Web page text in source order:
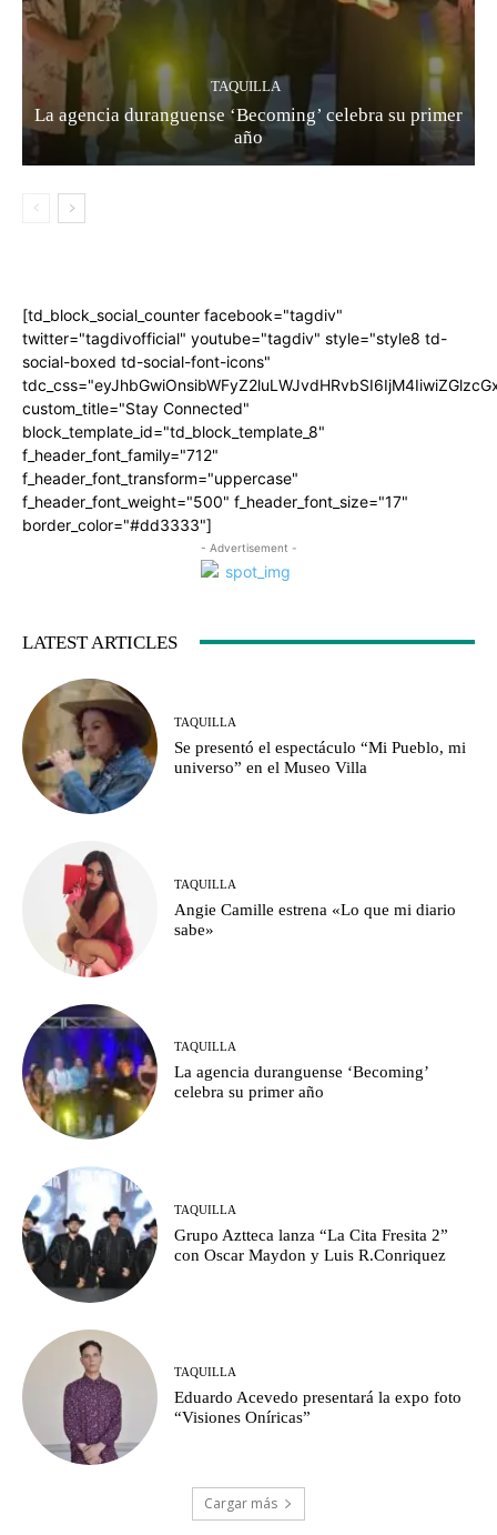
TAQUILLA
La agencia duranguense ‘Becoming’ celebra su primer
año
[td_block_social_counter facebook="tagdiv"
twitter="tagdivofficial" youtube="tagdiv" style="style8 td-
social-boxed td-social-font-icons"
custom_title="Stay Connected"
block_template_id="td_block_template_8"
f_header_font_family="712"
f_header_font_transform="uppercase"
f_header_font_weight="500" f_header_font_size="17"
border_color="#dd3333"]
- Advertisement -
LATEST ARTICLES
TAQUILLA
Se presentó el espectáculo “Mi Pueblo, mi
universo” en el Museo Villa
TAQUILLA
Angie Camille estrena «Lo que mi diario
sabe»
TAQUILLA
La agencia duranguense ‘Becoming’
celebra su primer año
TAQUILLA
Grupo Aztteca lanza “La Cita Fresita 2”
con Oscar Maydon y Luis R.Conriquez
TAQUILLA
Eduardo Acevedo presentará la expo foto
“Visiones Oníricas”
Cargar más